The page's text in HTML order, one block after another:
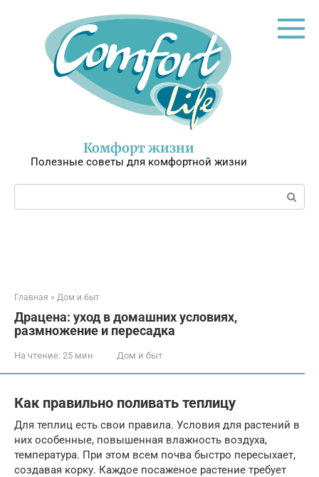
Комфорт жизни
Полезные советы для комфортной жизни
Поиск:
Главная » Дом и быт
Драцена: уход в домашних условиях,
размножение и пересадка
На чтение: 25 мин Дом и быт
Как правильно поливать теплицу
Для теплиц есть свои правила. Условия для растений в
них особенные, повышенная влажность воздуха,
температура. При этом всем почва быстро пересыхает,
создавая корку. Каждое посаженое растение требует